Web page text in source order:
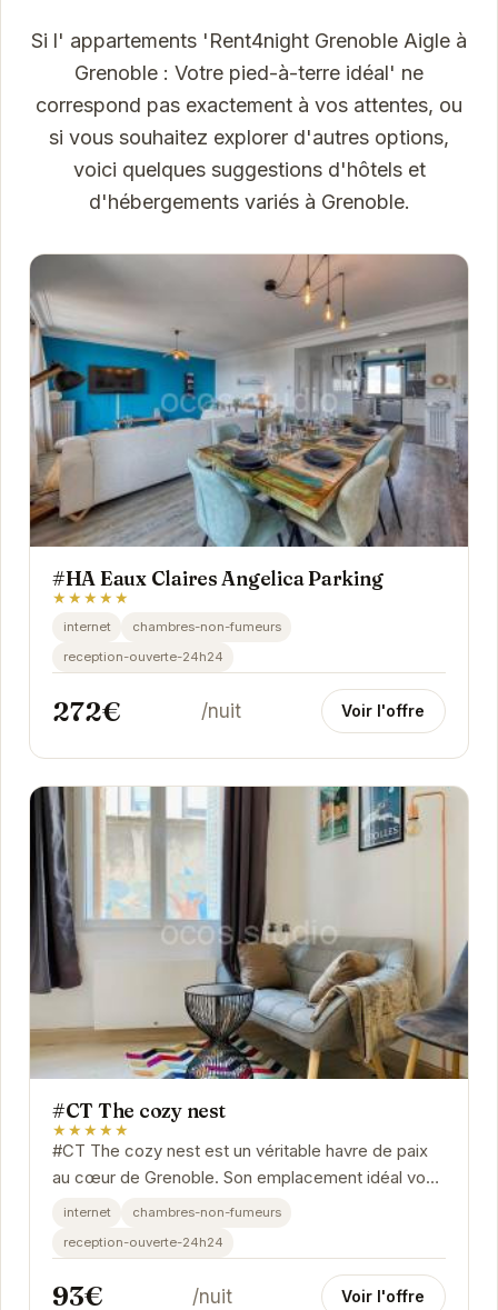
Si l' appartements 'Rent4night Grenoble Aigle à
Grenoble : Votre pied-à-terre idéal' ne
correspond pas exactement à vos attentes, ou
si vous souhaitez explorer d'autres options,
voici quelques suggestions d'hôtels et
d'hébergements variés à Grenoble.
#HA Eaux Claires Angelica Parking
★★★★★
internet
chambres-non-fumeurs
reception-ouverte-24h24
272€ /nuit Voir l'offre
#CT The cozy nest
★★★★★
#CT The cozy nest est un véritable havre de paix
au cœur de Grenoble. Son emplacement idéal vous
permet de profiter pleinement des attractions de...
internet
chambres-non-fumeurs
reception-ouverte-24h24
93€ /nuit Voir l'offre